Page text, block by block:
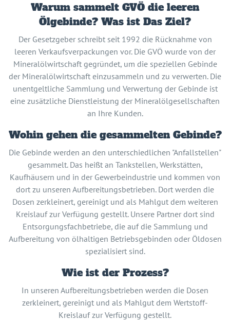
Warum sammelt GVÖ die leeren
Ölgebinde? Was ist Das Ziel?
Der Gesetzgeber schreibt seit 1992 die Rücknahme von
leeren Verkaufsverpackungen vor. Die GVÖ wurde von der
Mineralölwirtschaft gegründet, um die speziellen Gebinde
der Mineralölwirtschaft einzusammeln und zu verwerten. Die
unentgeltliche Sammlung und Verwertung der Gebinde ist
eine zusätzliche Dienstleistung der Mineralölgesellschaften
an Ihre Kunden.
Wohin gehen die gesammelten Gebinde?
Die Gebinde werden an den unterschiedlichen "Anfallstellen"
gesammelt. Das heißt an Tankstellen, Werkstätten,
Kaufhäusern und in der Gewerbeindustrie und kommen von
dort zu unseren Aufbereitungsbetrieben. Dort werden die
Dosen zerkleinert, gereinigt und als Mahlgut dem weiteren
Kreislauf zur Verfügung gestellt. Unsere Partner dort sind
Entsorgungsfachbetriebe, die auf die Sammlung und
Aufbereitung von ölhaltigen Betriebsgebinden oder Öldosen
spezialisiert sind.
Wie ist der Prozess?
In unseren Aufbereitungsbetrieben werden die Dosen
zerkleinert, gereinigt und als Mahlgut dem Wertstoff-
Kreislauf zur Verfügung gestellt.